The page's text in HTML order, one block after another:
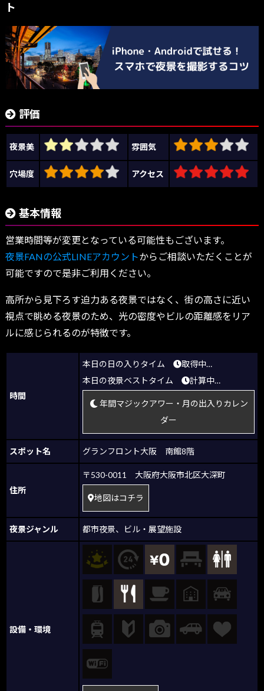
ト
評価
夜景美 雰囲気
穴場度 アクセス
基本情報
営業時間等が変更となっている可能性もございます。
夜景FANの公式LINEアカウントからご相談いただくことが
可能ですので是非ご利用ください。
高所から見下ろす迫力ある夜景ではなく、街の高さに近い
視点で眺める夜景のため、光の密度やビルの距離感をリア
ルに感じられるのが特徴です。
時間
本日の日の入りタイム
取得中…
本日の夜景ベストタイム
計算中…
年間マジックアワー・月の出入りカレン
ダー
スポット名 グランフロント大阪 南館8階
住所
〒530-0011 大阪府大阪市北区大深町
地図はコチラ
夜景ジャンル 都市夜景、 ビル・展望施設
設備・環境